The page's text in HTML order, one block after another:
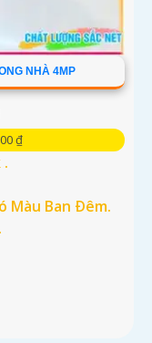
NHÀ 4MP
₫
Màu Ban Ðêm.